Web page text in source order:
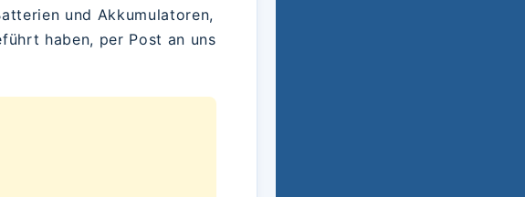
und Akkumulatoren,
haben, per Post an uns